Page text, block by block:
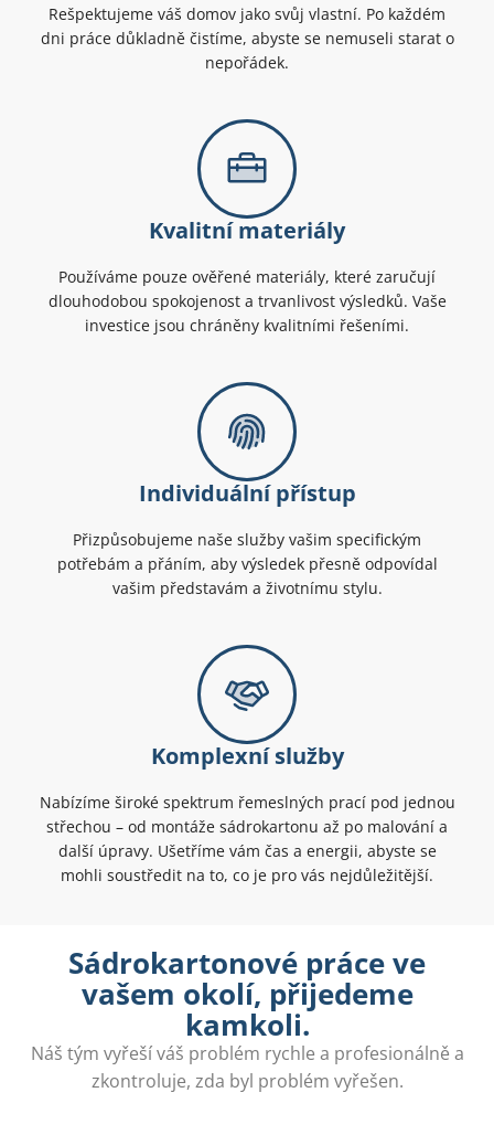
Rešpektujeme váš domov jako svůj vlastní. Po každém
dni práce důkladně čistíme, abyste se nemuseli starat o
nepořádek.
Kvalitní materiály
Používáme pouze ověřené materiály, které zaručují
dlouhodobou spokojenost a trvanlivost výsledků. Vaše
investice jsou chráněny kvalitními řešeními.
Individuální přístup
Přizpůsobujeme naše služby vašim specifickým
potřebám a přáním, aby výsledek přesně odpovídal
vašim představám a životnímu stylu.
Komplexní služby
Nabízíme široké spektrum řemeslných prací pod jednou
střechou – od montáže sádrokartonu až po malování a
další úpravy. Ušetříme vám čas a energii, abyste se
mohli soustředit na to, co je pro vás nejdůležitější.
Sádrokartonové práce ve
vašem okolí, přijedeme
kamkoli.
Náš tým vyřeší váš problém rychle a profesionálně a
zkontroluje, zda byl problém vyřešen.